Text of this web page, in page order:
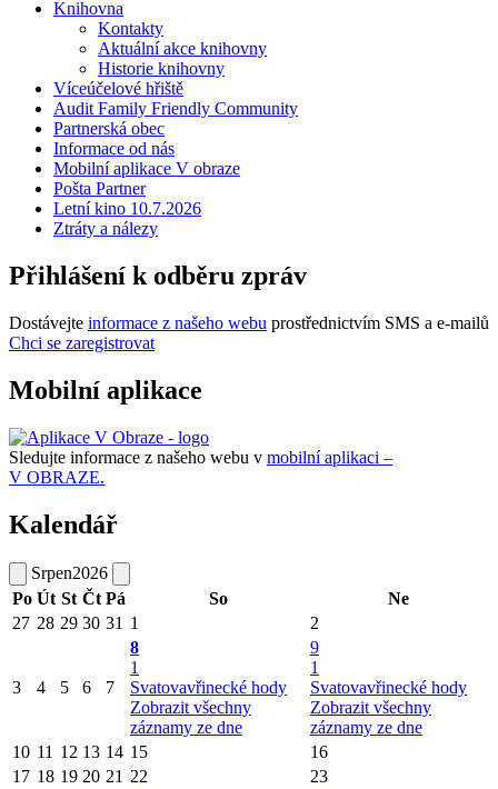
Knihovna
Kontakty
Aktuální akce knihovny
Historie knihovny
Víceúčelové hřiště
Audit Family Friendly Community
Partnerská obec
Informace od nás
Mobilní aplikace V obraze
Pošta Partner
Letní kino 10.7.2026
Ztráty a nálezy
Přihlášení k odběru zpráv
Dostávejte informace z našeho webu prostřednictvím SMS a e-mailů
Chci se zaregistrovat
Mobilní aplikace
Sledujte informace z našeho webu v mobilní aplikaci –
V OBRAZE.
Kalendář
Srpen2026
Po Út St Čt Pá So
Ne
27 28 29 30 31 1 2
3 4 5 6 7
8
1
Svatovavřinecké hody
Zobrazit všechny
záznamy ze dne
9
1
Svatovavřinecké hody
Zobrazit všechny
záznamy ze dne
10 11 12 13 14 15
16
17 18 19 20 21 22 23